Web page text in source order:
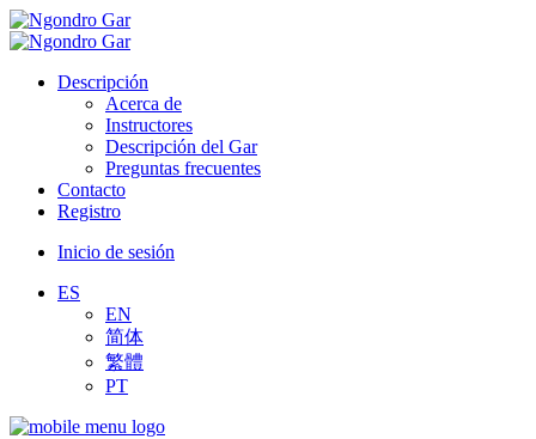
Descripción
Acerca de
Instructores
Descripción del Gar
Preguntas frecuentes
Contacto
Registro
Inicio de sesión
ES
EN
简体
繁體
PT